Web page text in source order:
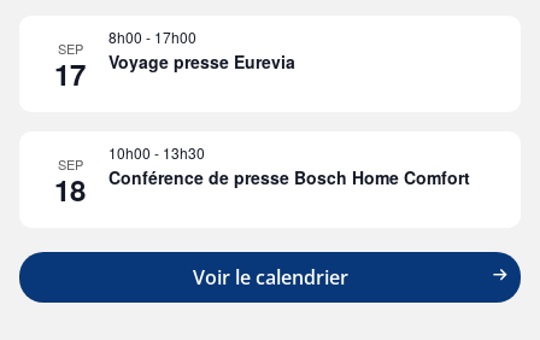
SEP
17
8h00 - 17h00
Voyage presse Eurevia
SEP
18
10h00 - 13h30
Conférence de presse Bosch Home Comfort
Voir le calendrier